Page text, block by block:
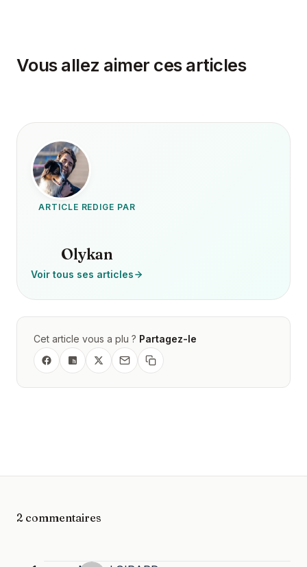
Vous allez aimer ces articles
ARTICLE REDIGE PAR
Olykan
Voir tous ses articles
Cet article vous a plu ? Partagez-le
2 commentaires